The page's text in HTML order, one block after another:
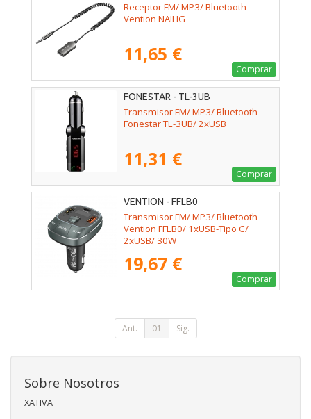
Receptor FM/ MP3/ Bluetooth
Vention NAIHG
11,65 €
Comprar
FONESTAR - TL-3UB
Transmisor FM/ MP3/ Bluetooth
Fonestar TL-3UB/ 2xUSB
11,31 €
Comprar
VENTION - FFLB0
Transmisor FM/ MP3/ Bluetooth
Vention FFLB0/ 1xUSB-Tipo C/
2xUSB/ 30W
19,67 €
Comprar
Ant. 01 Sig.
Sobre Nosotros
XATIVA